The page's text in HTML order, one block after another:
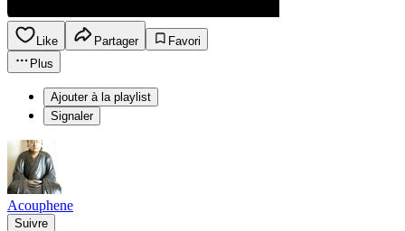
Like Partager
Favori
Plus
Ajouter à la playlist
Signaler
Acouphene
Suivre